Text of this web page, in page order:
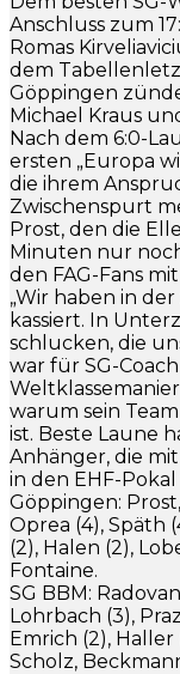
Anschluss zum
Romas
dem
Göppingen
Michael Kraus
Nach dem 6:0-
ersten „Europa
die ihrem
Zwischenspurt
Prost, den die
Minuten nur
den FAG-Fans
„Wir haben in
kassiert. In
schlucken, die
war für SG-
warum sein
ist. Beste Laune
Anhänger, die
in den EHF-
Göppingen:
Oprea (4), Späth
(2), Halen (2),
Fontaine.
SG BBM:
Lohrbach (3),
Emrich (2), Haller
Scholz,